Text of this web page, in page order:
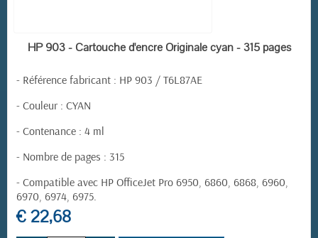
EN STOCK
HP 903 - Cartouche d'encre Originale cyan - 315 pages
- Référence fabricant : HP 903 / T6L87AE
- Couleur : CYAN
- Contenance : 4 ml
- Nombre de pages : 315
- Compatible avec HP OfficeJet Pro 6950, 6860, 6868, 6960,
6970, 6974, 6975.
€ 22,68